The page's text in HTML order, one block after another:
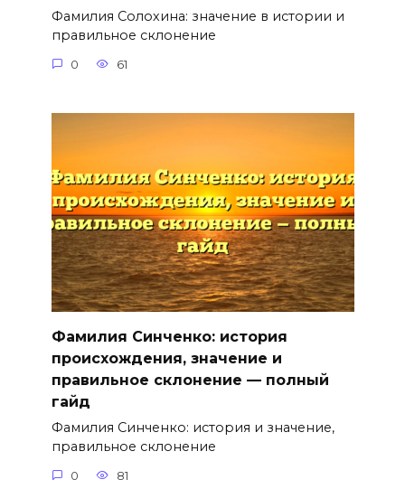
Фамилия Солохина: значение в истории и
правильное склонение
0 61
Фамилия Синченко: история
происхождения, значение и
правильное склонение — полный
гайд
Фамилия Синченко: история и значение,
правильное склонение
0 81